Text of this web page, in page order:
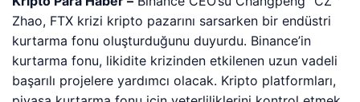
Zhao, FTX krizi kripto pazarını sarsarken bir endüstri
kurtarma fonu oluşturduğunu duyurdu. Binance’in
kurtarma fonu, likidite krizinden etkilenen uzun vadeli
başarılı projelere yardımcı olacak. Kripto platformları,